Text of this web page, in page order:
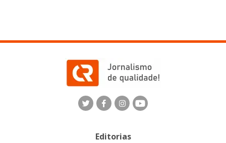
Editorias